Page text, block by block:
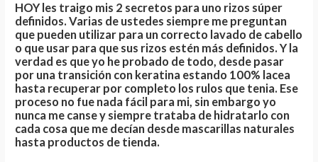
HOY les traigo mis 2 secretos para uno rizos súper
definidos. Varias de ustedes siempre me preguntan
que pueden utilizar para un correcto lavado de cabello
o que usar para que sus rizos estén más definidos. Y la
verdad es que yo he probado de todo, desde pasar
por una transición con keratina estando 100% lacea
hasta recuperar por completo los rulos que tenia. Ese
proceso no fue nada fácil para mi, sin embargo yo
nunca me canse y siempre trataba de hidratarlo con
cada cosa que me decían desde mascarillas naturales
hasta productos de tienda.